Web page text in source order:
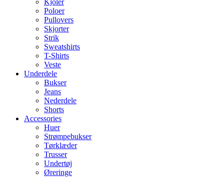
Poloer
Pullovers
Skjorter
Strik
Sweatshirts
T-Shirts
Veste
Underdele
Bukser
Jeans
Nederdele
Shorts
Accessories
Huer
Strømpebukser
Tørklæder
Trusser
Undertøj
Øreringe